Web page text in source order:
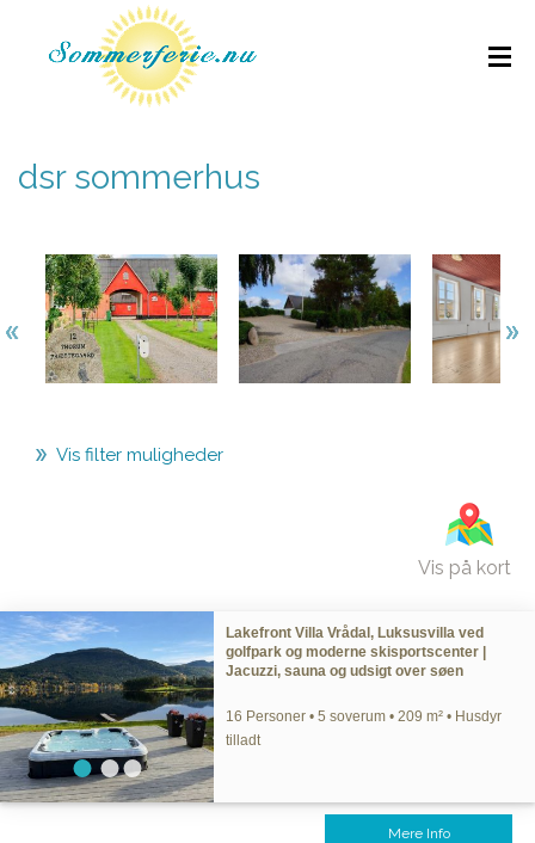
dsr sommerhus
Vis filter muligheder
Vis på kort
Lakefront Villa Vrådal, Luksusvilla ved
golfpark og moderne skisportscenter |
Jacuzzi, sauna og udsigt over søen
16 Personer • 5 soverum • 209 m² • Husdyr
tilladt
Mere Info